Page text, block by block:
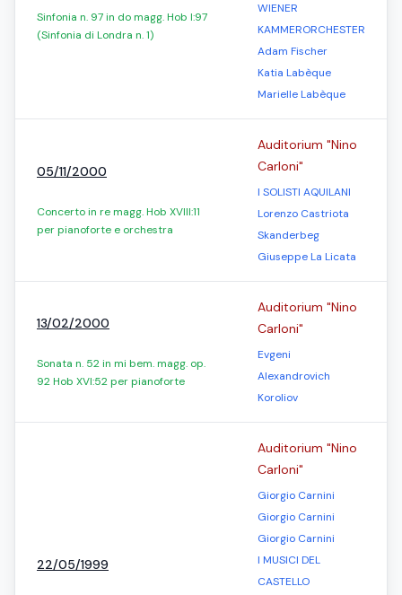
Sinfonia n. 97 in do magg. Hob I:97
(Sinfonia di Londra n. 1)
WIENER
KAMMERORCHESTER
Adam Fischer
Katia Labèque
Marielle Labèque
05/11/2000
Concerto in re magg. Hob XVIII:11
per pianoforte e orchestra
Auditorium "Nino
Carloni"
I SOLISTI AQUILANI
Lorenzo Castriota
Skanderbeg
Giuseppe La Licata
13/02/2000
Sonata n. 52 in mi bem. magg. op.
92 Hob XVI:52 per pianoforte
Auditorium "Nino
Carloni"
Evgeni
Alexandrovich
Koroliov
22/05/1999
Auditorium "Nino
Carloni"
Giorgio Carnini
Giorgio Carnini
Giorgio Carnini
I MUSICI DEL
CASTELLO